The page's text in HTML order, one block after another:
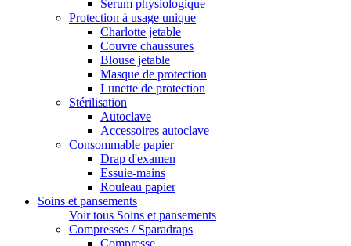
Sérum physiologique
Protection à usage unique
Charlotte jetable
Couvre chaussures
Blouse jetable
Masque de protection
Lunette de protection
Stérilisation
Autoclave
Accessoires autoclave
Consommable papier
Drap d'examen
Essuie-mains
Rouleau papier
Soins et pansements
Voir tous Soins et pansements
Compresses / Sparadraps
Compresse